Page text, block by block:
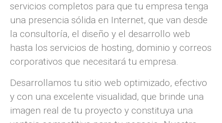
servicios completos para que tu empresa tenga
una presencia sólida en Internet, que van desde
la consultoría, el diseño y el desarrollo web
hasta los servicios de hosting, dominio y correos
corporativos que necesitará tu empresa.
Desarrollamos tu sitio web optimizado, efectivo
y con una excelente visualidad, que brinde una
imagen real de tu proyecto y constituya una